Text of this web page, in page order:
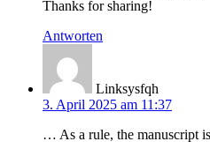
Thanks for sharing!
Antworten
Linksysfqh
3. April 2025 am 11:37
… As a rule, the manuscript